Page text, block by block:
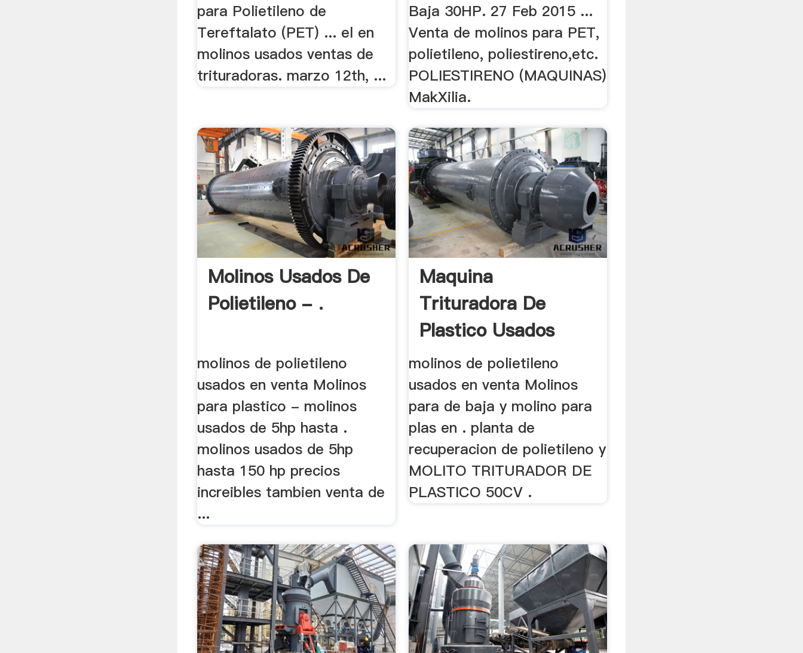
para Polietileno de
Tereftalato (PET) ... el en
molinos usados ventas de
trituradoras. marzo 12th, ...
Baja 30HP. 27 Feb 2015 ...
Venta de molinos para PET,
polietileno, poliestireno,etc.
POLIESTIRENO (MAQUINAS)
MakXilia.
Molinos Usados De
Polietileno - .
molinos de polietileno
usados en venta Molinos
para plastico - molinos
usados de 5hp hasta .
molinos usados de 5hp
hasta 150 hp precios
increibles tambien venta de
...
Maquina
Trituradora De
Plastico Usados
Para La .
molinos de polietileno
usados en venta Molinos
para de baja y molino para
plas en . planta de
recuperacion de polietileno y
MOLITO TRITURADOR DE
PLASTICO 50CV .